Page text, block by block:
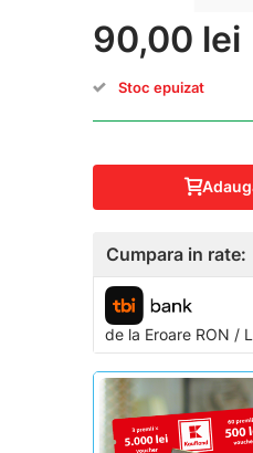
90,00 lei
Stoc epuizat
Cumpara in rate:
de la EroareRON /